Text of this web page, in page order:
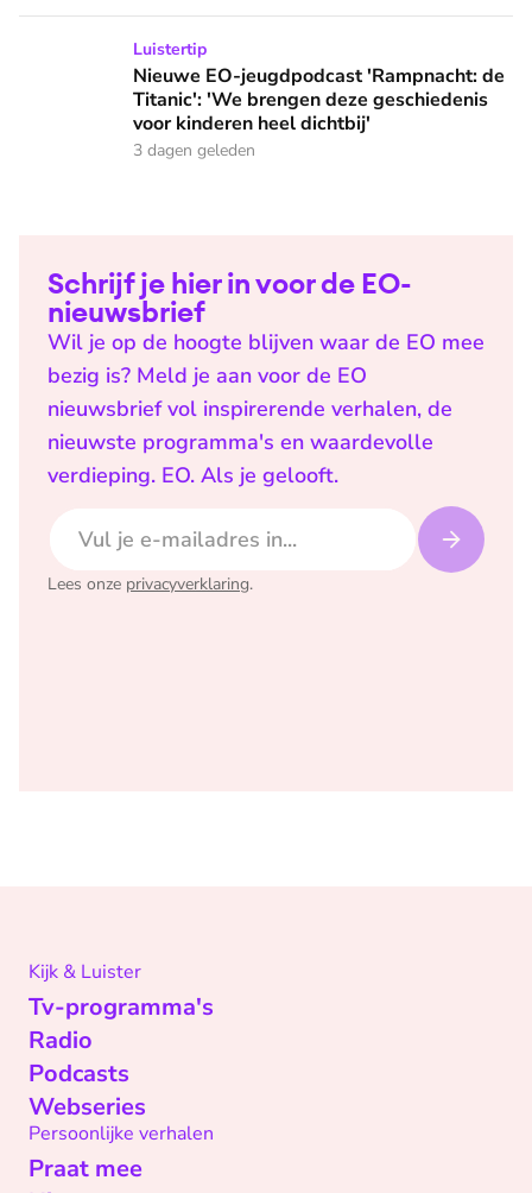
Nieuwe EO-jeugdpodcast 'Rampnacht: de Titanic': 'We
Luistertip
Nieuwe EO-jeugdpodcast 'Rampnacht: de
Titanic': 'We brengen deze geschiedenis
voor kinderen heel dichtbij'
3 dagen geleden
Schrijf je hier in voor de EO-
nieuwsbrief
Wil je op de hoogte blijven waar de EO mee
bezig is? Meld je aan voor de EO
nieuwsbrief vol inspirerende verhalen, de
nieuwste programma's en waardevolle
verdieping. EO. Als je gelooft.
Lees onze privacyverklaring.
Kijk & Luister
Tv-programma's
Radio
Podcasts
Webseries
Persoonlijke verhalen
Praat mee